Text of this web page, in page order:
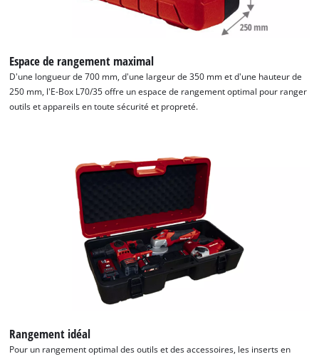
Espace de rangement maximal
D'une longueur de 700 mm, d'une largeur de 350 mm et d'une hauteur de
250 mm, l'E-Box L70/35 offre un espace de rangement optimal pour ranger
outils et appareils en toute sécurité et propreté.
Rangement idéal
Pour un rangement optimal des outils et des accessoires, les inserts en